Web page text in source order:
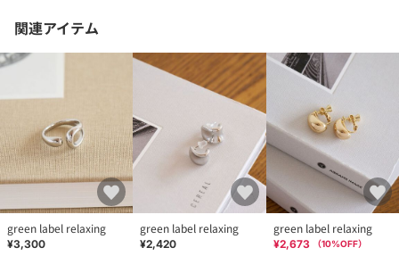
お問い合わせの際は、ユナイテッドアローズ カスタマーサービ
スデスクまで下記の品名/品番をお申し付けください。
品名：★★CFC FKPL/ﾒﾀﾙ2Setｲﾔｶﾌ 品番：36336000036
関連アイテム
green label relaxing
¥3,300
green label relaxing
¥2,420
green label relaxing
¥2,673 （10%OFF）